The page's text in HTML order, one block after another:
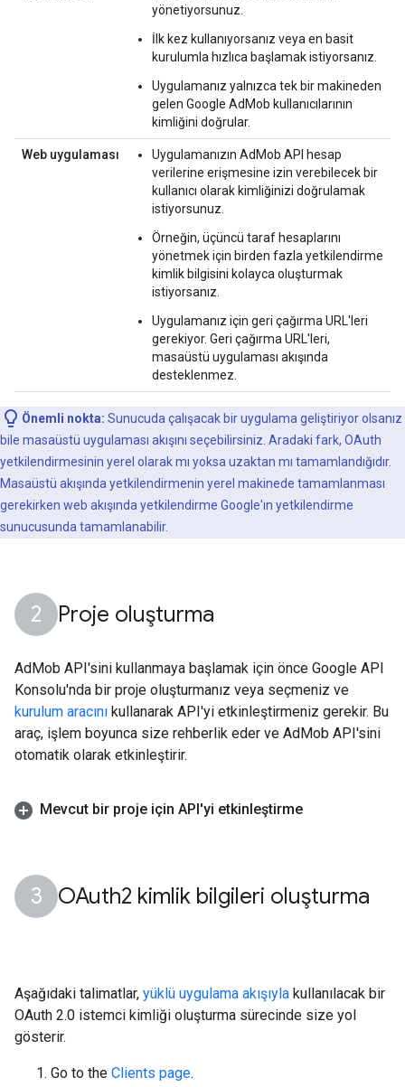
yönetiyorsunuz.
İlk kez kullanıyorsanız veya en basit
kurulumla hızlıca başlamak istiyorsanız.
Uygulamanız yalnızca tek bir makineden
gelen Google AdMob kullanıcılarının
kimliğini doğrular.
Web uygulaması
Uygulamanızın AdMob API hesap
verilerine erişmesine izin verebilecek bir
kullanıcı olarak kimliğinizi doğrulamak
istiyorsunuz.
Örneğin, üçüncü taraf hesaplarını
yönetmek için birden fazla yetkilendirme
kimlik bilgisini kolayca oluşturmak
istiyorsanız.
Uygulamanız için geri çağırma URL'leri
gerekiyor. Geri çağırma URL'leri,
masaüstü uygulaması akışında
desteklenmez.
Önemli nokta: Sunucuda çalışacak bir uygulama geliştiriyor olsanız
bile masaüstü uygulaması akışını seçebilirsiniz. Aradaki fark, OAuth
yetkilendirmesinin yerel olarak mı yoksa uzaktan mı tamamlandığıdır.
Masaüstü akışında yetkilendirmenin yerel makinede tamamlanması
gerekirken web akışında yetkilendirme Google'ın yetkilendirme
sunucusunda tamamlanabilir.
Proje oluşturma
AdMob API'sini kullanmaya başlamak için önce Google API
Konsolu'nda bir proje oluşturmanız veya seçmeniz ve
kurulum aracını kullanarak API'yi etkinleştirmeniz gerekir. Bu
araç, işlem boyunca size rehberlik eder ve AdMob API'sini
otomatik olarak etkinleştirir.
Mevcut bir proje için API'yi etkinleştirme
OAuth2 kimlik bilgileri oluşturma
Aşağıdaki talimatlar, yüklü uygulama akışıyla kullanılacak bir
OAuth 2.0 istemci kimliği oluşturma sürecinde size yol
gösterir.
Go to the Clients page.